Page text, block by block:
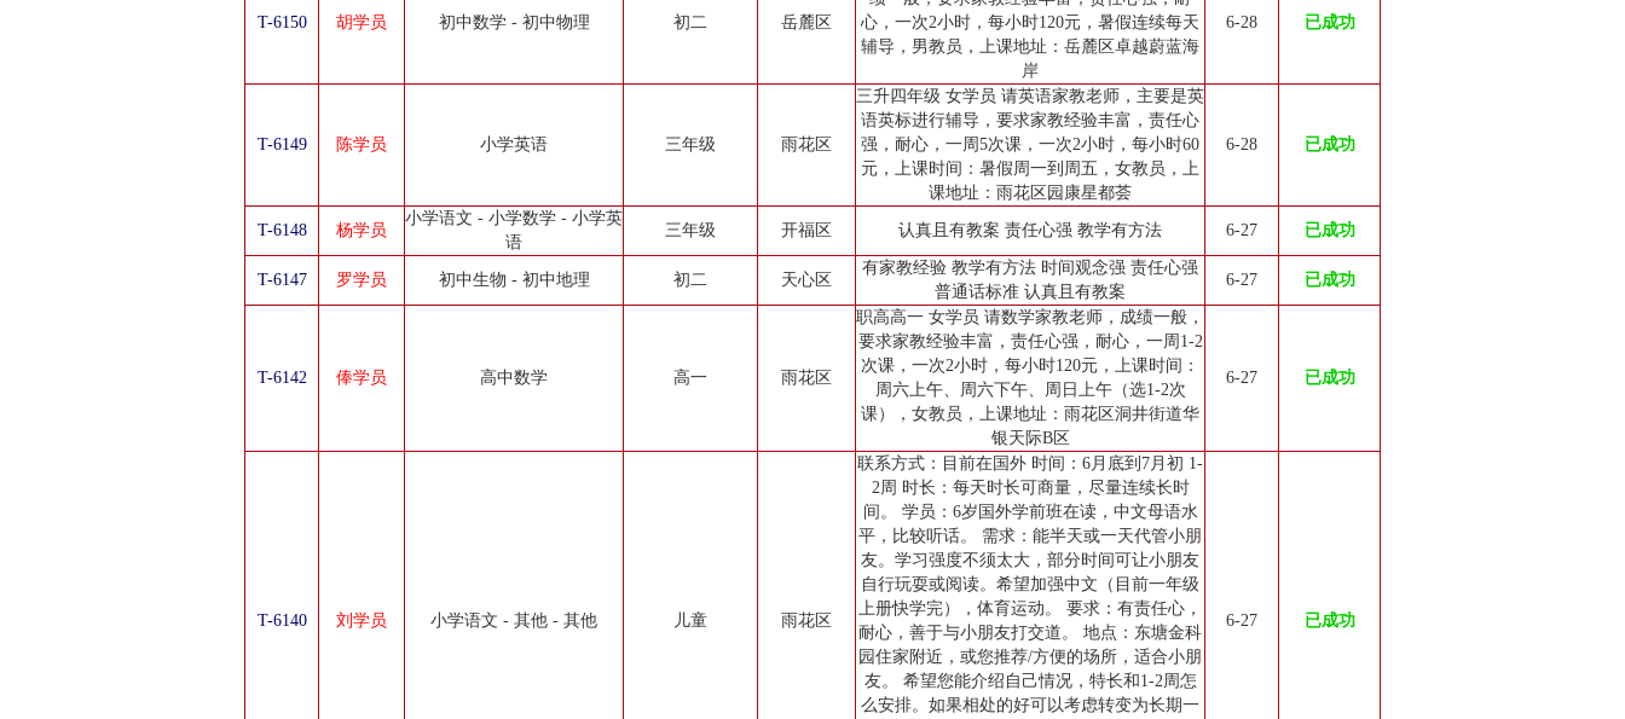
T-6150 胡学员 初中数学 - 初中物理 初二 岳麓区
心，一次2小时，每小时120元，暑假连续每天
辅导，男教员，上课地址：岳麓区卓越蔚蓝海
岸
6-28 已成功
T-6149 陈学员 小学英语 三年级 雨花区
三升四年级 女学员 请英语家教老师，主要是英
语英标进行辅导，要求家教经验丰富，责任心
强，耐心，一周5次课，一次2小时，每小时60
元，上课时间：暑假周一到周五，女教员，上
课地址：雨花区园康星都荟
6-28 已成功
T-6148 杨学员
小学语文 - 小学数学 - 小学英
语
三年级 开福区 认真且有教案 责任心强 教学有方法 6-27 已成功
T-6147 罗学员 初中生物 - 初中地理 初二 天心区
有家教经验 教学有方法 时间观念强 责任心强
普通话标准 认真且有教案
6-27 已成功
T-6142 俸学员 高中数学 高一 雨花区
职高高一 女学员 请数学家教老师，成绩一般，
要求家教经验丰富，责任心强，耐心，一周1-2
次课，一次2小时，每小时120元，上课时间：
周六上午、周六下午、周日上午（选1-2次
课），女教员，上课地址：雨花区洞井街道华
银天际B区
6-27 已成功
T-6140 刘学员 小学语文 - 其他 - 其他 儿童 雨花区
联系方式：目前在国外 时间：6月底到7月初 1-
2周 时长：每天时长可商量，尽量连续长时
间。 学员：6岁国外学前班在读，中文母语水
平，比较听话。 需求：能半天或一天代管小朋
友。学习强度不须太大，部分时间可让小朋友
自行玩耍或阅读。希望加强中文（目前一年级
上册快学完），体育运动。 要求：有责任心，
耐心，善于与小朋友打交道。 地点：东塘金科
园住家附近，或您推荐/方便的场所，适合小朋
友。 希望您能介绍自己情况，特长和1-2周怎
么安排。如果相处的好可以考虑转变为长期一
6-27 已成功